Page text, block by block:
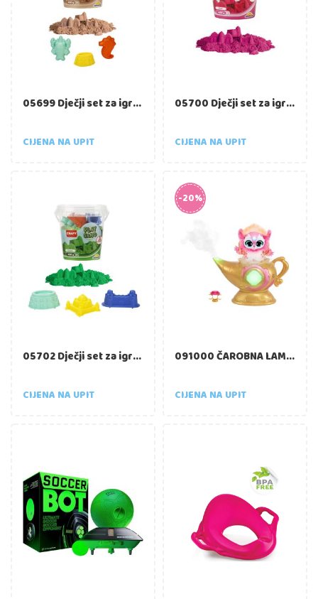
05699 Dječji set za igru s pijeskom – kanta 450 g, prirodna boja, s kalupima
CIJENA NA UPIT
05700 Dječji set za igru s pijeskom – kanta 450 g, roza boja, s kalupima
CIJENA NA UPIT
05702 Dječji set za igru s pijeskom – kanta 450 g, zelena boja, s kalupima
CIJENA NA UPIT
-20%
091000 ČAROBNA LAMPA, INTERAKTIVNA PLIŠANA IGRAČKA SA SVIJETLOM I ZVUKOM 20cm
CIJENA NA UPIT